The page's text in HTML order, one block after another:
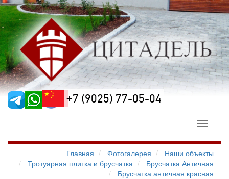
+7 (9025) 77-05-04
Toggle
Главная
Фотогалерея
Наши объекты
Тротуарная плитка и брусчатка
Брусчатка Античная
Брусчатка античная красная